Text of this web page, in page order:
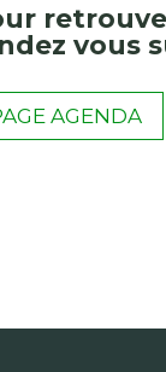
vous
AGENDA